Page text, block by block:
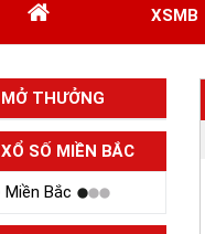
XSMB
MỞ THƯỞNG
HÔM QUA
XỔ SỐ MIỀN BẮC
Miền Bắc